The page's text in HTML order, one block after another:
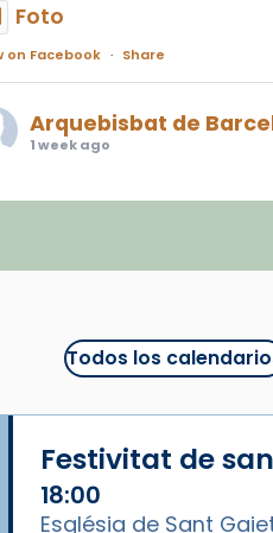
Foto
on Facebook · Share
Arquebisbat de
1 week ago
la missa de Les
J. Merino
Foto
Todos los
Festivitat de
18:00
Església de Sant